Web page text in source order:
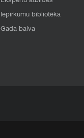
Iepirkumu bibliotēka
Gada balva